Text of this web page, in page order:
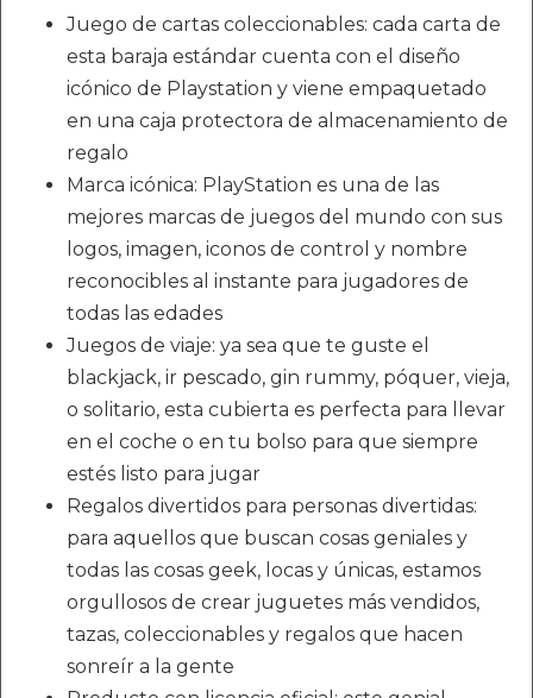
Juego de cartas coleccionables: cada carta de
esta baraja estándar cuenta con el diseño
icónico de Playstation y viene empaquetado
en una caja protectora de almacenamiento de
regalo
Marca icónica: PlayStation es una de las
mejores marcas de juegos del mundo con sus
logos, imagen, iconos de control y nombre
reconocibles al instante para jugadores de
todas las edades
Juegos de viaje: ya sea que te guste el
blackjack, ir pescado, gin rummy, póquer, vieja,
o solitario, esta cubierta es perfecta para llevar
en el coche o en tu bolso para que siempre
estés listo para jugar
Regalos divertidos para personas divertidas:
para aquellos que buscan cosas geniales y
todas las cosas geek, locas y únicas, estamos
orgullosos de crear juguetes más vendidos,
tazas, coleccionables y regalos que hacen
sonreír a la gente